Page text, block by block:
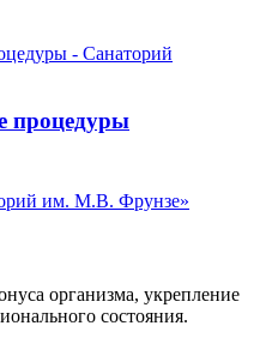
процедуры
организма, укрепление
состояния.